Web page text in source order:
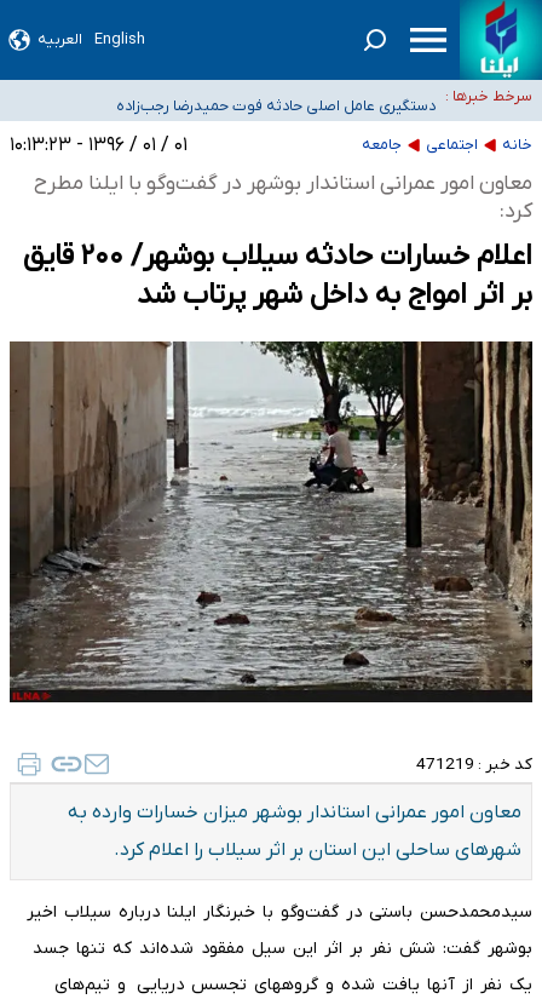
English العربیه
سرخط خبرها :
سیدحسن خمینی عزادار شد
آمار خودکشی نسبت به سال‌های قبل افزایش نیافته است
دستگیری عامل اصلی حادثه فوت حمیدرضا رجب‌زاده
«زیرمیزی» برای داوطلبان پزشکی سراب است/ دریافت‌های غیرمتعارف در شأن پزشکی
و کشورمان نیست/ نظام سلامت جلوی این رویه را بگیرد
خانه اجتماعی جامعه ۰۱ / ۰۱ / ۱۳۹۶ - ۱۰:۱۳:۲۳
معاون امور عمرانی استاندار بوشهر در گفت‌وگو با ایلنا مطرح
کرد:
اعلام خسارات حادثه سیلاب بوشهر/ ۲۰۰ قایق
بر اثر امواج به داخل شهر پرتاب شد
کد خبر : 471219
معاون امور عمرانی استاندار بوشهر میزان خسارات وارده به
شهرهای ساحلی این استان بر اثر سیلاب را اعلام کرد.
سیدمحمدحسن باستی در گفت‌وگو با خبرنگار ایلنا درباره سیلاب اخیر
بوشهر گفت: شش نفر بر اثر این سیل مفقود شده‌اند که تنها جسد
یک نفر از آنها یافت شده و گروههای تجسس دریایی و تیم‌های